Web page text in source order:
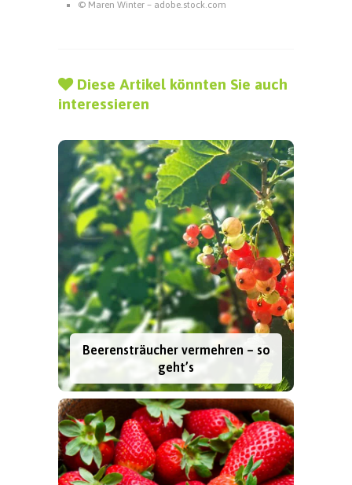
© Maren Winter – adobe.stock.com
Diese Artikel könnten Sie auch
interessieren
Beerensträucher vermehren – so
geht’s